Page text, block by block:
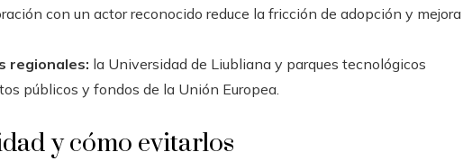
con un actor reconocido reduce la fricción de adopción y mejora
regionales: la Universidad de Liubliana y parques tecnológicos
públicos y fondos de la Unión Europea.
y cómo evitarlos